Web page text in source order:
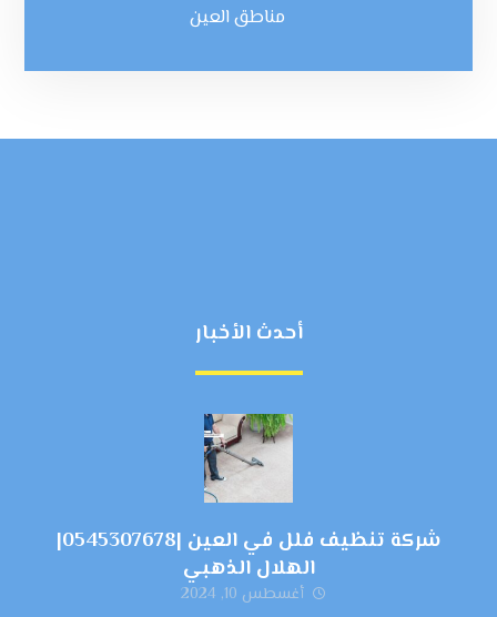
مناطق العين
أحدث الأخبار
شركة تنظيف فلل في العين |0545307678|
الهلال الذهبي
أغسطس 10, 2024